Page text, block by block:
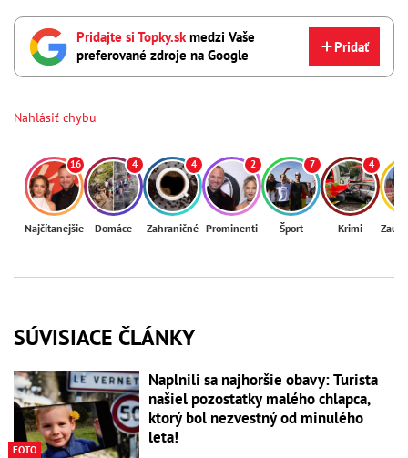
Pridajte si Topky.skmedzi Vaše
preferované zdroje na Google
Pridať
Nahlásiť chybu
16
Najčítanejšie
4
Domáce
4
Zahraničné
2
Prominenti
7
Šport
4
Krimi
SÚVISIACE ČLÁNKY
FOTO
Naplnili sa najhoršie obavy: Turista
našiel pozostatky malého chlapca,
ktorý bol nezvestný od minulého
leta!